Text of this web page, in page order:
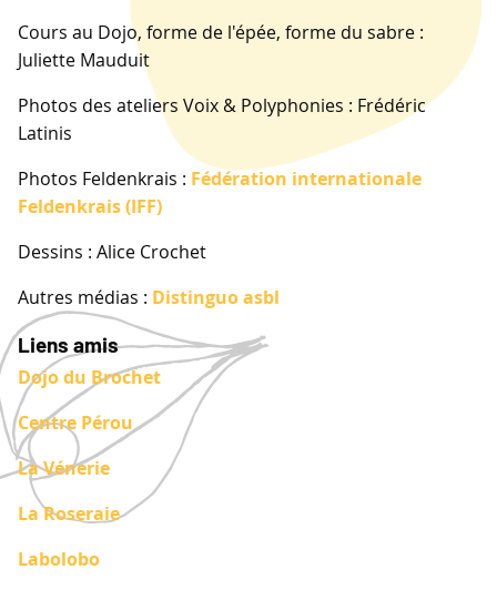
Cours au Dojo, forme de l'épée, forme du sabre :
Juliette Mauduit
Photos des ateliers Voix & Polyphonies : Frédéric
Latinis
Photos Feldenkrais : Fédération internationale
Feldenkrais (IFF)
Dessins : Alice Crochet
Autres médias : Distinguo asbl
Liens amis
Dojo du Brochet
Centre Pérou
La Vénerie
La Roseraie
Labolobo